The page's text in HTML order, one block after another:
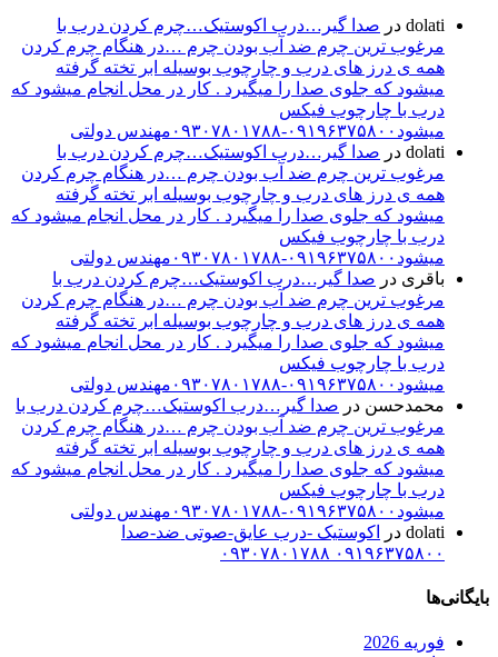
درصدا گیر…درب اکوستیک…چرم کردن درب با
ترین چرم ضد آب بودن چرم …در هنگام چرم کردن
ی درز های درب و چارچوب بوسیله ابر تخته گرفته
که جلوی صدا را میگیرد . کار در محل انجام میشود که
با چارچوب فیکس
درصدا گیر…درب اکوستیک…چرم کردن درب با
ترین چرم ضد آب بودن چرم …در هنگام چرم کردن
ی درز های درب و چارچوب بوسیله ابر تخته گرفته
که جلوی صدا را میگیرد . کار در محل انجام میشود که
با چارچوب فیکس
درصدا گیر…درب اکوستیک…چرم کردن درب با
ترین چرم ضد آب بودن چرم …در هنگام چرم کردن
ی درز های درب و چارچوب بوسیله ابر تخته گرفته
که جلوی صدا را میگیرد . کار در محل انجام میشود که
با چارچوب فیکس
درصدا گیر…درب اکوستیک…چرم کردن درب با
ترین چرم ضد آب بودن چرم …در هنگام چرم کردن
ی درز های درب و چارچوب بوسیله ابر تخته گرفته
که جلوی صدا را میگیرد . کار در محل انجام میشود که
با چارچوب فیکس
دراکوستیک -درب عایق-صوتی ضد-صدا
۰۹۳۰۷۸۰۱۷۸۸
2026